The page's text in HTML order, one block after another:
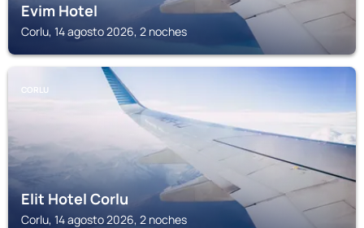
Evim Hotel
Corlu, 14 agosto 2026, 2 noches
CORLU
Elit Hotel Corlu
Corlu, 14 agosto 2026, 2 noches